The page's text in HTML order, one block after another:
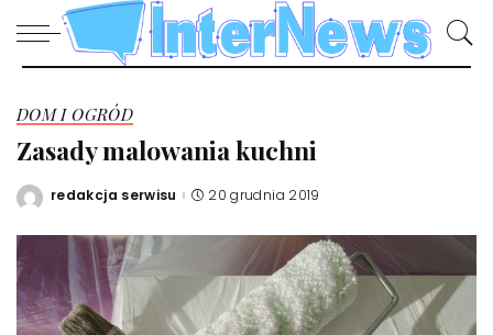
DOM I OGRÓD
Zasady malowania kuchni
Posted
redakcja serwisu 20 grudnia 2019